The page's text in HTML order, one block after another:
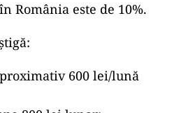
România este de 10%.
600 lei/lună